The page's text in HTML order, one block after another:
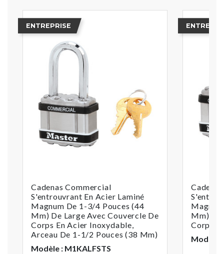
ENTREPRISE
Cadenas Commercial
S'entrouvrant En Acier Laminé
Magnum De 1-3/4 Pouces (44
Mm) De Large Avec Couvercle De
Corps En Acier Inoxydable,
Arceau De 1-1/2 Pouces (38 Mm)
Modèle : M1KALFSTS
Mm) De
Corps
Modèle